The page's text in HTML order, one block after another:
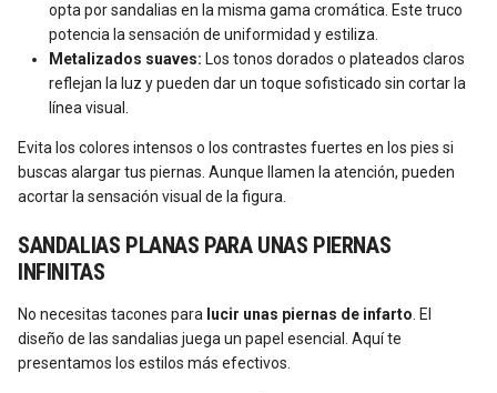
opta por sandalias en la misma gama cromática. Este truco
potencia la sensación de uniformidad y estiliza.
Metalizados suaves: Los tonos dorados o plateados claros
reflejan la luz y pueden dar un toque sofisticado sin cortar la
línea visual.
Evita los colores intensos o los contrastes fuertes en los pies si
buscas alargar tus piernas. Aunque llamen la atención, pueden
acortar la sensación visual de la figura.
SANDALIAS PLANAS PARA UNAS PIERNAS
INFINITAS
No necesitas tacones para lucir unas piernas de infarto . El
diseño de las sandalias juega un papel esencial. Aquí te
presentamos los estilos más efectivos.